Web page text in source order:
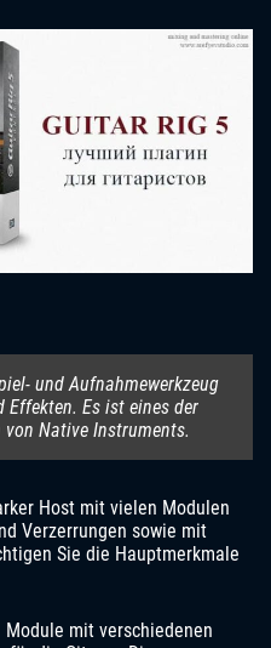
und Aufnahmewerkzeug
Es ist eines der
Native Instruments.
Host mit vielen Modulen
Verzerrungen sowie mit
Sie die Hauptmerkmale
Module mit verschiedenen